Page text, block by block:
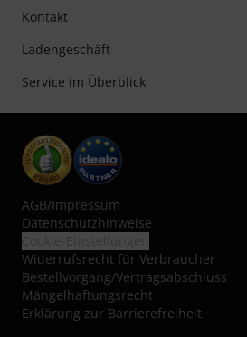
Kontakt
Ladengeschäft
Service im Überblick
AGB/Impressum
Datenschutzhinweise
Widerrufsrecht für Verbraucher
Bestellvorgang/Vertragsabschluss
Mängelhaftungsrecht
Erklärung zur Barrierefreiheit